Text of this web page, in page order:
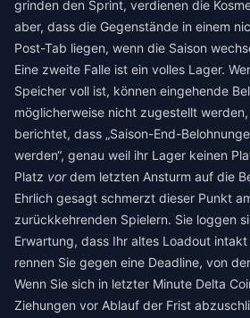
grinden den Sprint, verdienen die
aber, dass die Gegenstände in einem
Post-Tab liegen, wenn die Saison
Eine zweite Falle ist ein volles Lager.
Speicher voll ist, können eingehende
möglicherweise nicht zugestellt
berichtet, dass „Saison-End-
werden“, genau weil ihr Lager keinen
Platz vordem letzten Ansturm auf die
Ehrlich gesagt schmerzt dieser Punkt
zurückkehrenden Spielern. Sie loggen
Erwartung, dass Ihr altes Loadout
rennen Sie gegen eine Deadline, von
Wenn Sie sich in letzter Minute Delta
Ziehungen vor Ablauf der Frist